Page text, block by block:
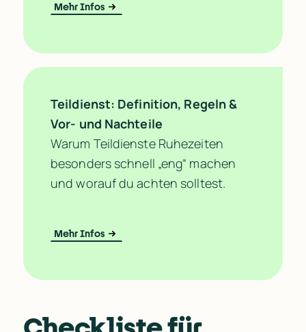
Mehr Infos
Teildienst: Definition, Regeln &
Vor- und Nachteile
Warum Teildienste Ruhezeiten
besonders schnell „eng“ machen
und worauf du achten solltest.
Mehr Infos